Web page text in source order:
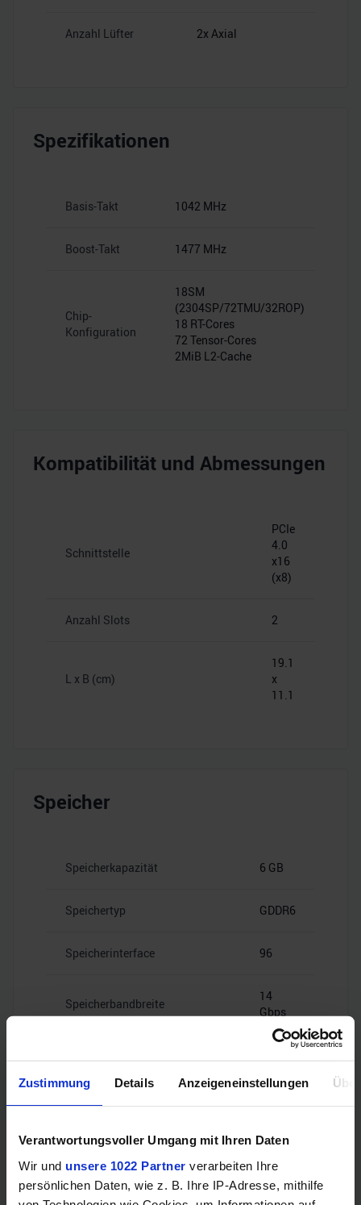
Zustimmung Details Anzeigeneinstellungen
Verantwortungsvoller Umgang mit Ihren Daten
Wir und unsere 1022 Partner verarbeiten Ihre
persönlichen Daten, wie z. B. Ihre IP-Adresse, mithilfe
Anzahl Lüfter 2x Axial
Spezifikationen
Basis-Takt 1042 MHz
Boost-Takt 1477 MHz
Chip-
Konfiguration
18SM
(2304SP/72TMU/32ROP)
18 RT-Cores
72 Tensor-Cores
2MiB L2-Cache
Kompatibilität und Abmessungen
Schnittstelle
PCIe
4.0
x16
(x8)
Anzahl Slots 2
L x B (cm)
19.1
x
11.1
Speicher
Speicherkapazität 6 GB
Speichertyp GDDR6
Speicherinterface 96
Speicherbandbreite
14
Gbps
HDMI
2x HDMI
2.1